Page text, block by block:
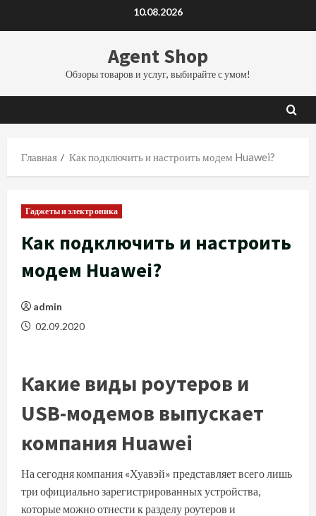
10.08.2026
Agent Shop
Обзоры товаров и услуг, выбирайте с умом!
Главная Как подключить и настроить модем Huawei?
Гаджеты и электроника
Как подключить и настроить
модем Huawei?
admin
02.09.2020
Какие виды роутеров и
USB-модемов выпускает
компания Huawei
На сегодня компания «Хуавэй» представляет всего лишь
три официально зарегистрированных устройства,
которые можно отнести к разделу роутеров и